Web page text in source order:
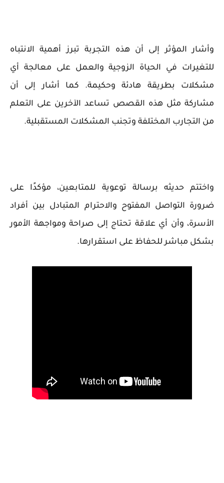
وأشار المؤثر إلى أن هذه التجربة تبرز أهمية الانتباه
للتغيرات في الحياة الزوجية والعمل على معالجة أي
مشكلات بطريقة هادئة وحكيمة. كما أشار إلى أن
مشاركة مثل هذه القصص تساعد الآخرين على التعلم
من التجارب المختلفة وتجنب المشكلات المستقبلية.
واختتم حديثه برسالة توعوية للمتابعين، مؤكدًا على
ضرورة التواصل المفتوح والاحترام المتبادل بين أفراد
الأسرة، وأن أي علاقة تحتاج إلى صراحة ومواجهة الأمور
بشكل مباشر للحفاظ على استقرارها.